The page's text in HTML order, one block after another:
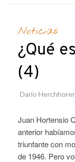
Noticias
¿Qué
(4)
Darío
Juan Hortensio
anterior
triunfante con
de 1946. Pero